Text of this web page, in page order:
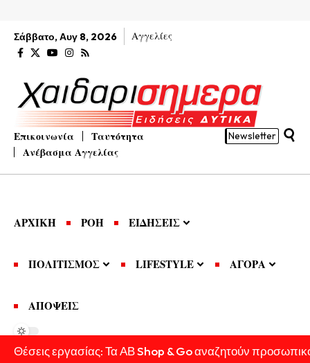
Σάββατο, Αυγ 8, 2026 Αγγελίες
Επικοινωνία
Ταυτότητα
Ανέβασμα Αγγελίας
Newsletter
ΑΡΧΙΚΗ ΡΟΗ ΕΙΔΗΣΕΙΣ
ΠΟΛΙΤΙΣΜΟΣ LIFESTYLE ΑΓΟΡΑ
ΑΠΟΨΕΙΣ
Θέσεις εργασίας: Τα ΑΒ Shop & Go αναζητούν